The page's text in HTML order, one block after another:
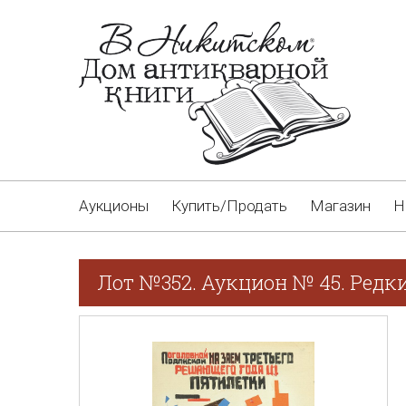
Аукционы Купить/Продать Магазин
Лот №352. Аукцион № 45.